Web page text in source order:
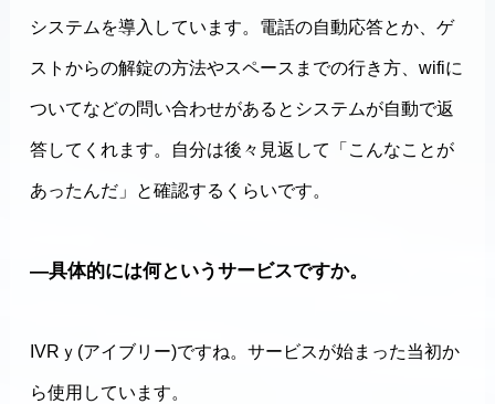
システムを導入しています。電話の自動応答とか、ゲ
ストからの解錠の方法やスペースまでの行き方、wifiに
ついてなどの問い合わせがあるとシステムが自動で返
答してくれます。自分は後々見返して「こんなことが
あったんだ」と確認するくらいです。
―具体的には何というサービスですか。
IVRｙ(アイブリー)ですね。サービスが始まった当初か
ら使用しています。